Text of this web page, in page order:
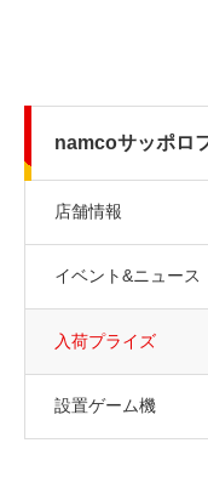
namcoサッポロ
店舗情報
イベント&ニュース
入荷プライズ
設置ゲーム機